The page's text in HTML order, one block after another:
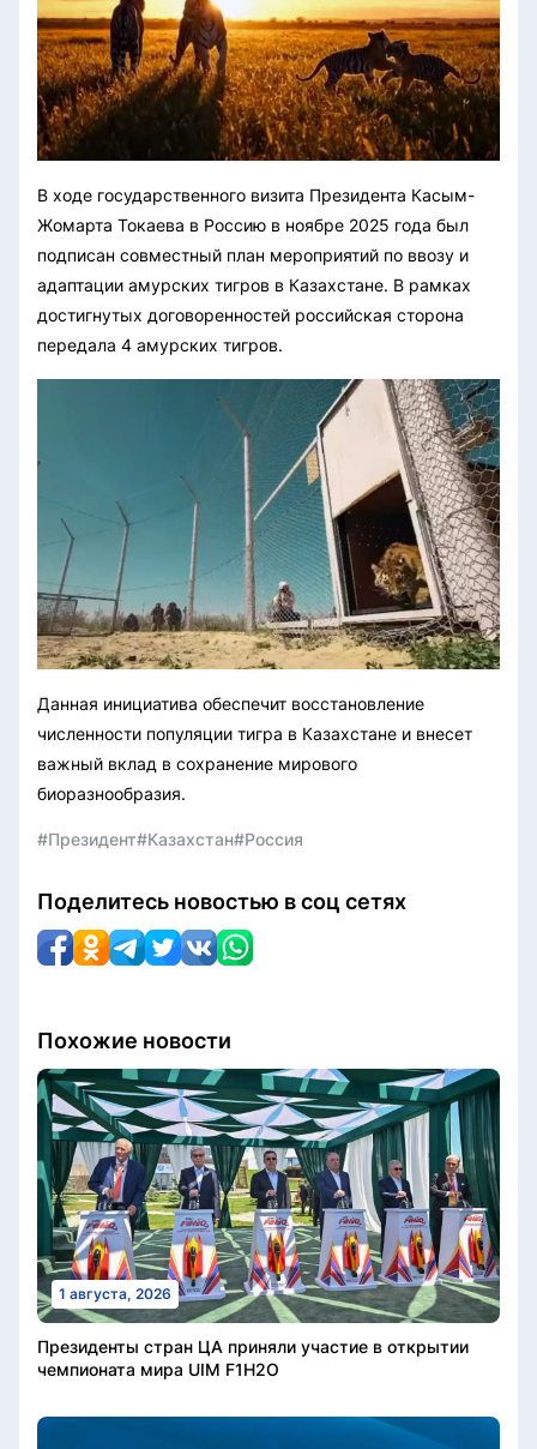
В ходе государственного визита Президента Касым-
Жомарта Токаева в Россию в ноябре 2025 года был
подписан совместный план мероприятий по ввозу и
адаптации амурских тигров в Казахстане. В рамках
достигнутых договоренностей российская сторона
передала 4 амурских тигров.
Данная инициатива обеспечит восстановление
численности популяции тигра в Казахстане и внесет
важный вклад в сохранение мирового
биоразнообразия.
#Президент#Казахстан#Россия
Поделитесь новостью в соц сетях
Похожие новости
1 августа, 2026
Президенты стран ЦА приняли участие в открытии
чемпионата мира UIM F1H2O